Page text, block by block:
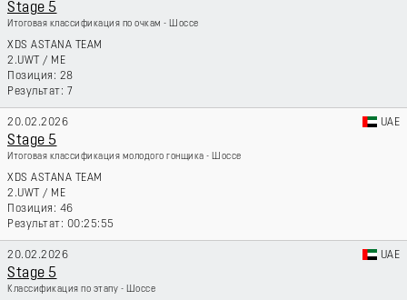
Stage 5
Итоговая классификация по очкам - Шоссе
XDS ASTANA TEAM
2.UWT / ME
28
7
20.02.2026 UAE
Stage 5
Итоговая классификация молодого гонщика - Шоссе
XDS ASTANA TEAM
2.UWT / ME
46
00:25:55
20.02.2026 UAE
Stage 5
Классификация по этапу - Шоссе